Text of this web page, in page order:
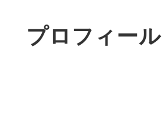
プロフィール